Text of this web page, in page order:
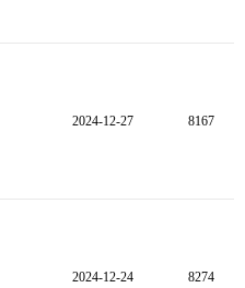
2024-12-27 8167
2024-12-24 8274